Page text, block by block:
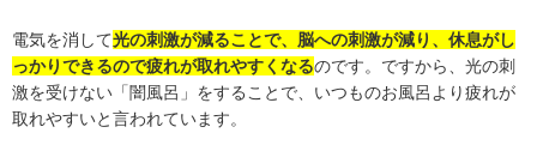
電気を消して光の刺激が減ることで、脳への刺激が減り、休息がし
っかりできるので疲れが取れやすくなるのです。ですから、光の刺
激を受けない「闇風呂」をすることで、いつものお風呂より疲れが
取れやすいと言われています。